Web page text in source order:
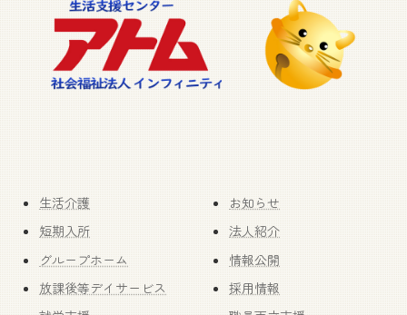
生活介護
短期入所
グループホーム
放課後等デイサービス
お知らせ
法人紹介
情報公開
採用情報